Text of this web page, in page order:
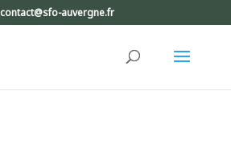
contact@sfo-auvergne.fr